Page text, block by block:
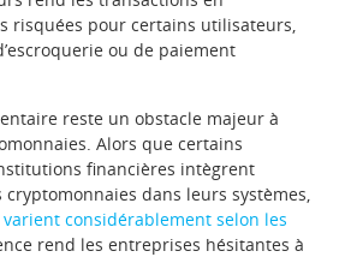
risquées pour certains utilisateurs,
ou de paiement
reste un obstacle majeur à
Alors que certains
financières intègrent
dans leurs systèmes,
considérablement selon les
rend les entreprises hésitantes à